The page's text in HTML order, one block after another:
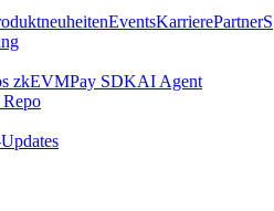
EventsKarrierePartnerS
zkEVMPay SDKAI Agent